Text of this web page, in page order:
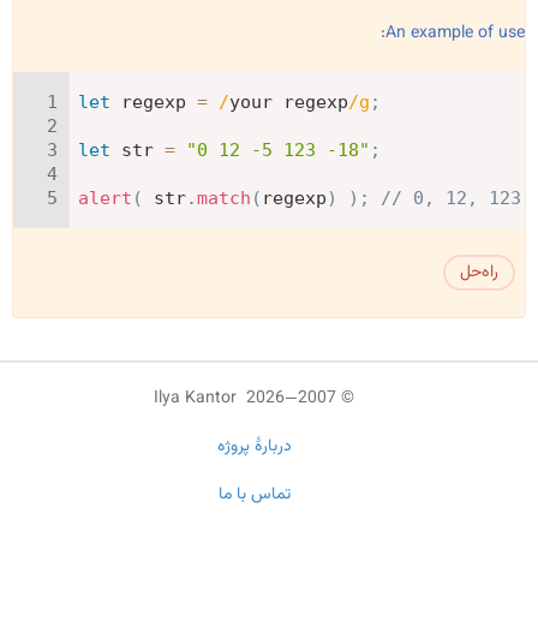
An example of use:
let regexp = /your regexp/g ;
let str = "0 12 -5 123 -18" ;
alert ( str.match ( regexp) ) ; // 0, 12, 123
راه‌حل
© 2007—2026 Ilya Kantor
دربارهٔ پروژه
تماس با ما